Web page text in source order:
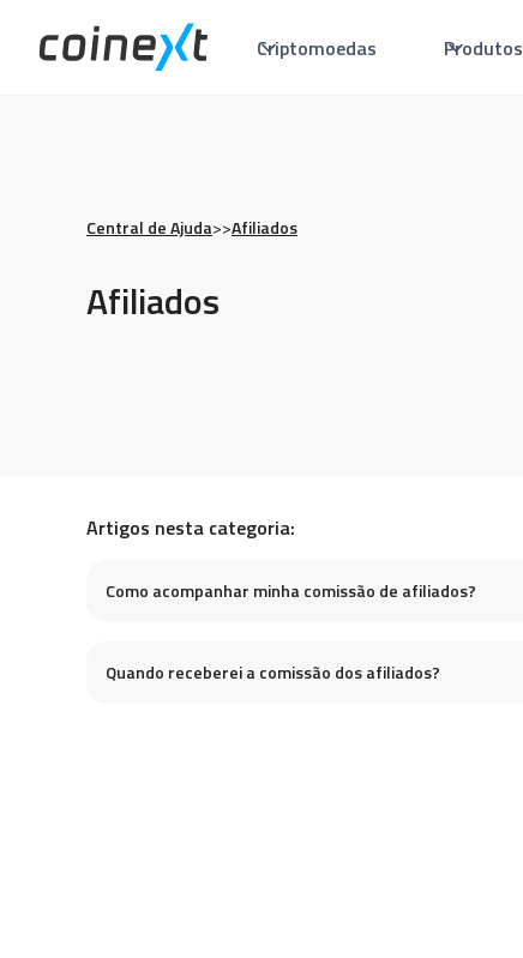
Criptomoedas Produtos
Central de Ajuda>>Afiliados
Afiliados
Artigos nesta categoria:
Como acompanhar minha comissão de afiliados?
Quando receberei a comissão dos afiliados?